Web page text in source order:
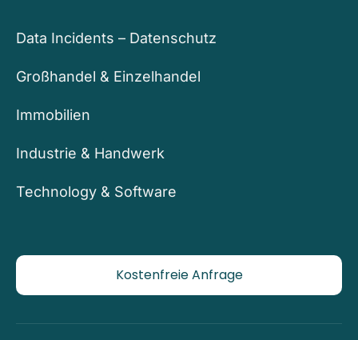
Data Incidents – Datenschutz
Großhandel & Einzelhandel
Immobilien
Industrie & Handwerk
Technology & Software
Kostenfreie Anfrage